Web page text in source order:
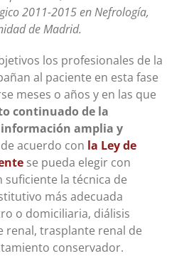
2011-2015 en Nefrología,
de Madrid.
los profesionales de la
al paciente en esta fase
meses o años y en las que
continuado de la
información amplia y
acuerdo con la Ley de
se pueda elegir con
la técnica de
más adecuada
o domiciliaria, diálisis
renal, trasplante renal de
conservador.